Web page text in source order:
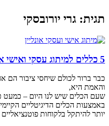
תגית: גרי יורובסקי
5 כללים למיתוג עסקי ואישי אונליין – Five Rules For Online Branding
כבר ברור לכולם שיחסי ציבור הם
והאמת היא,
שעם הכלים שיש לנו היום – כמעט
באמצעות הכלים הדיגיטליים
יותר להיתקל בלקוחות